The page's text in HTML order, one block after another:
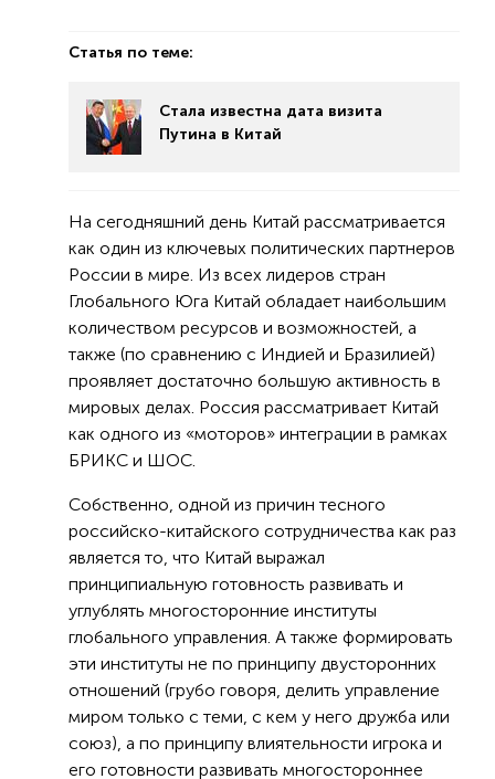
Статья по теме:
Стала известна дата визита
Путина в Китай
На сегодняшний день Китай рассматривается
как один из ключевых политических партнеров
России в мире. Из всех лидеров стран
Глобального Юга Китай обладает наибольшим
количеством ресурсов и возможностей, а
также (по сравнению с Индией и Бразилией)
проявляет достаточно большую активность в
мировых делах. Россия рассматривает Китай
как одного из «моторов» интеграции в рамках
БРИКС и ШОС.
Собственно, одной из причин тесного
российско-китайского сотрудничества как раз
является то, что Китай выражал
принципиальную готовность развивать и
углублять многосторонние институты
глобального управления. А также формировать
эти институты не по принципу двусторонних
отношений (грубо говоря, делить управление
миром только с теми, с кем у него дружба или
союз), а по принципу влиятельности игрока и
его готовности развивать многостороннее